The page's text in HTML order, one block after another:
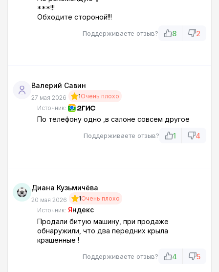
***!!!
Обходите стороной!!!
Поддерживаете отзыв? 8 2
Валерий Савин
27 мая 2026 1Очень плохо
Источник:
По телефону одно ,в салоне совсем другое
Поддерживаете отзыв? 1 4
Диана Кузьмичёва
20 мая 2026 1Очень плохо
Источник: Яндекс
Продали битую машину, при продаже
обнаружили, что два передних крыла
крашенные !
Поддерживаете отзыв? 4 5